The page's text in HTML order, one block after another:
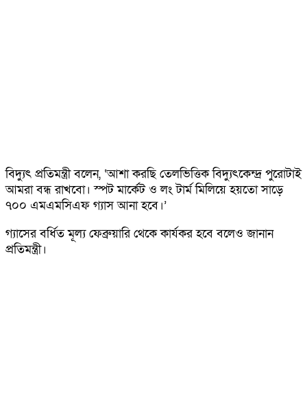
বিদ্যুৎ প্রতিমন্ত্রী বলেন, ‘আশা করছি তেলভিত্তিক বিদ্যুৎকেন্দ্র পুরোটাই
আমরা বন্ধ রাখবো। স্পট মার্কেট ও লং টার্ম মিলিয়ে হয়তো সাড়ে
৭০০ এমএমসিএফ গ্যাস আনা হবে।’
গ্যাসের বর্ধিত মূল্য ফেব্রুয়ারি থেকে কার্যকর হবে বলেও জানান
প্রতিমন্ত্রী।